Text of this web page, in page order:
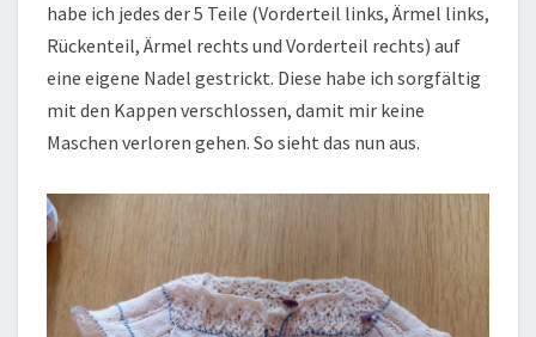
habe ich jedes der 5 Teile (Vorderteil links, Ärmel links,
Rückenteil, Ärmel rechts und Vorderteil rechts) auf
eine eigene Nadel gestrickt. Diese habe ich sorgfältig
mit den Kappen verschlossen, damit mir keine
Maschen verloren gehen. So sieht das nun aus.